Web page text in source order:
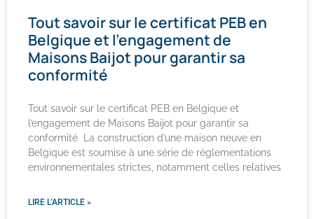
Tout savoir sur le certificat PEB en
Belgique et l’engagement de
Maisons Baijot pour garantir sa
conformité
Tout savoir sur le certificat PEB en Belgique et
l’engagement de Maisons Baijot pour garantir sa
conformité La construction d’une maison neuve en
Belgique est soumise à une série de réglementations
environnementales strictes, notamment celles relatives
LIRE L'ARTICLE »